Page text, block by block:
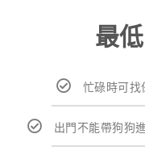
最
忙碌時可找
出門不能帶狗狗